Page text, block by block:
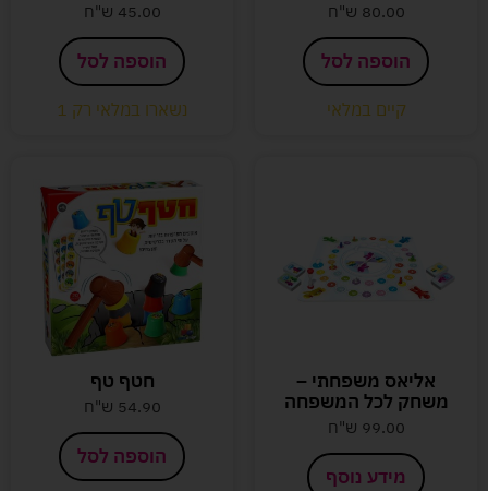
80.00 ש"ח
הוספה לסל
קיים במלאי
45.00 ש"ח
הוספה לסל
נשארו במלאי רק 1
אליאס משפחתי –
משחק לכל המשפחה
99.00 ש"ח
מידע נוסף
חטף טף
54.90 ש"ח
הוספה לסל